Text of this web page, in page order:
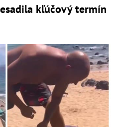
kľúčový termín